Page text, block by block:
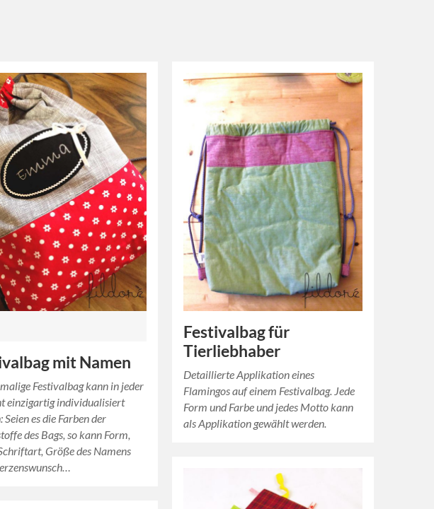
mit Namen
Festivalbag kann in jeder
einzigartig individualisiert
Seien es die Farben der
des Bags, so kann Form,
Größe des Namens
Festivalbag für
Tierliebhaber
Detaillierte Applikation eines
Flamingos auf einem Festivalbag. Jede
Form und Farbe und jedes Motto kann
als Applikation gewählt werden.